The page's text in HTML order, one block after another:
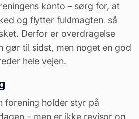
konto – sørg for, at
og flytter fuldmagten, så
Derfor er overdragelse
gør til sidst, men noget en god
hele vejen.
forening holder styr på
– men er ikke revisor og